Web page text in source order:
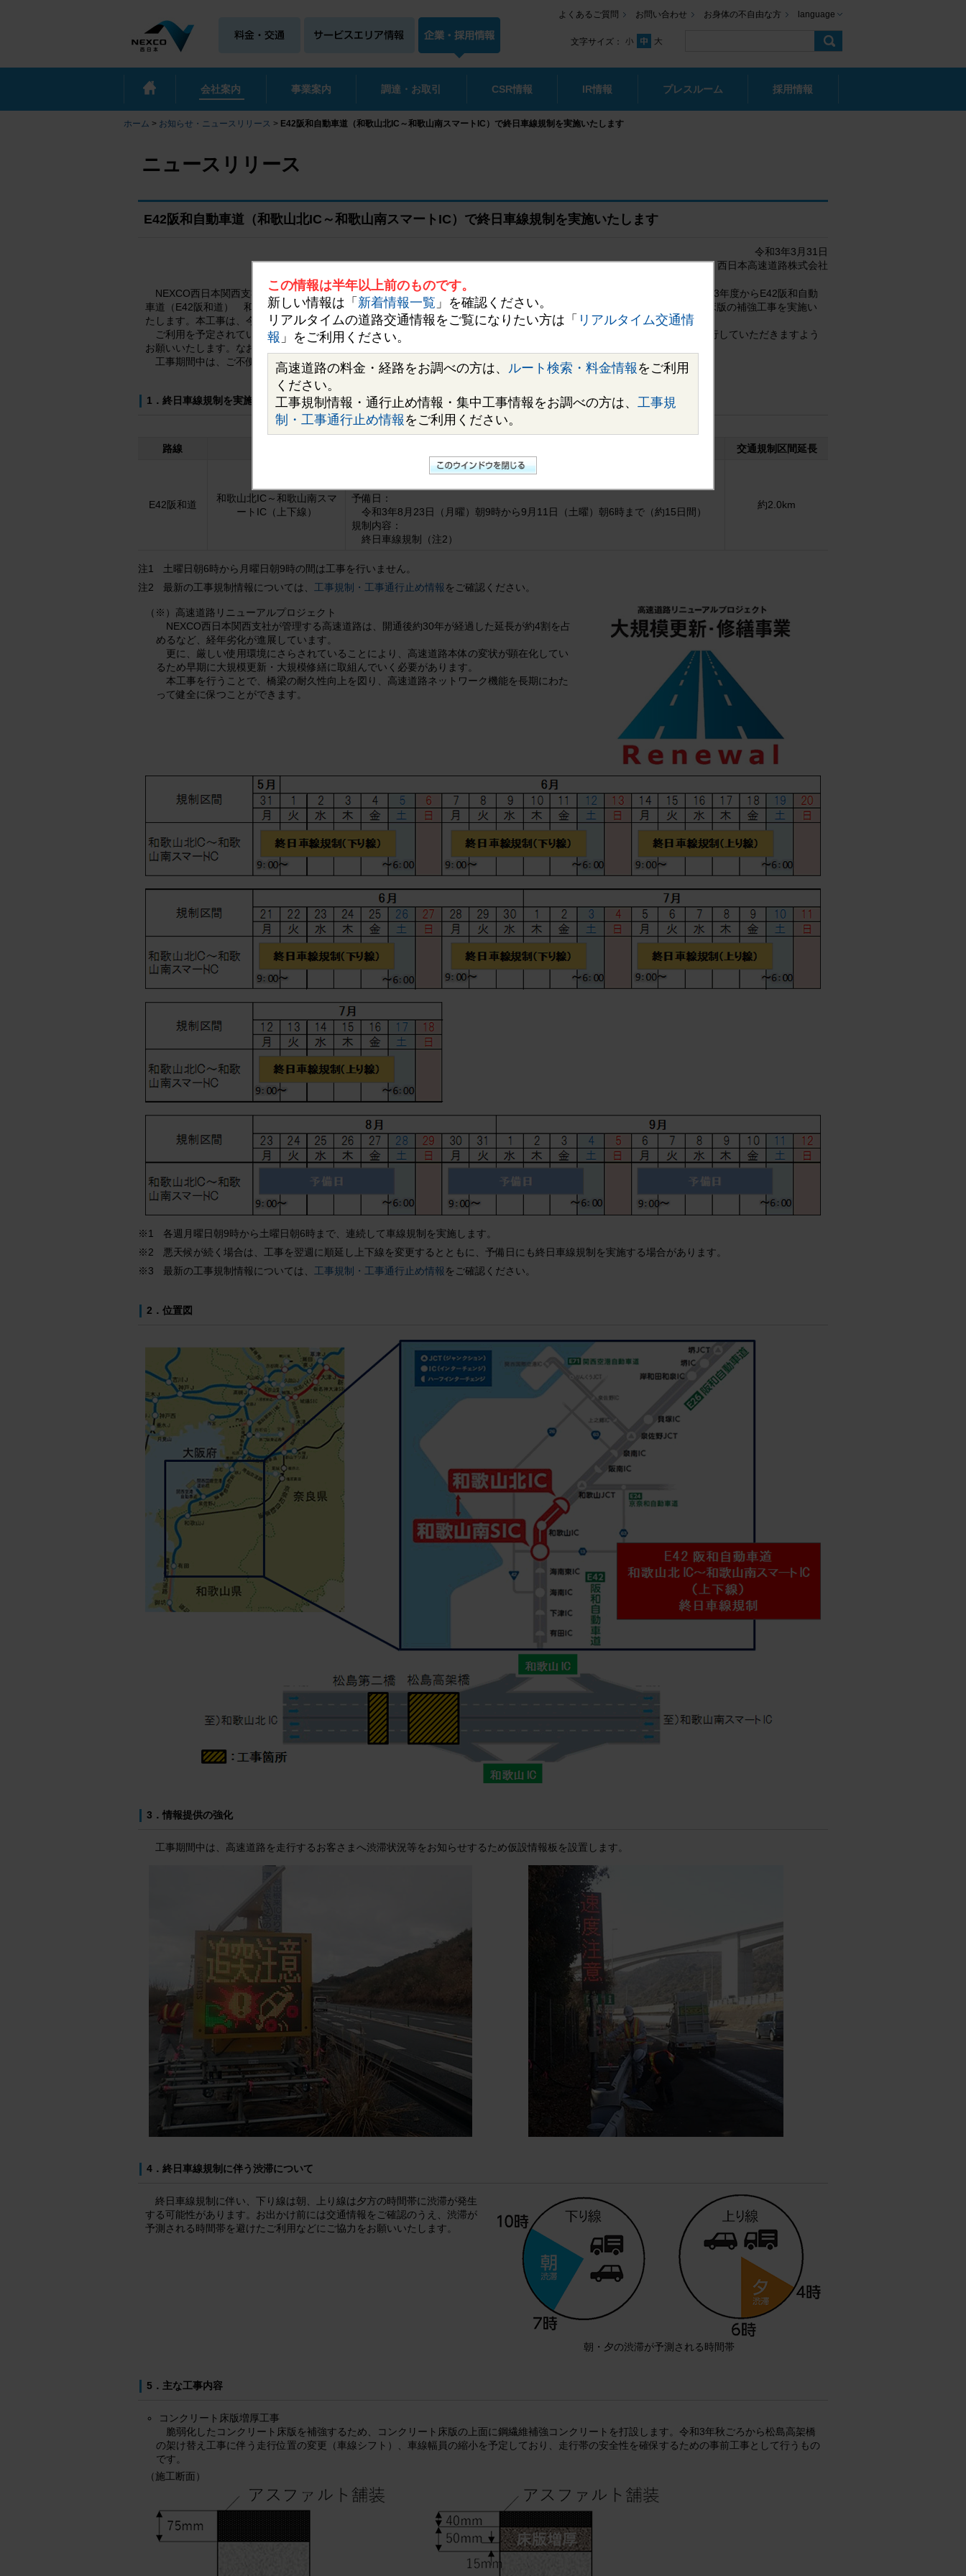
よくあるご質問 お問い合わせ お身体の不自由な方 language
文字サイズ：
会社案内 事業案内 調達・お取引 CSR情報 IR情報 プレスルーム 採用情報
ホーム > お知らせ・ニュースリリース > E42阪和自動車道（和歌山北IC～和歌山南スマートIC）で終日車線規制を実施いたします
ニュースリリース
E42阪和自動車道（和歌山北IC～和歌山南スマートIC）で終日車線規制を実施いたします
この情報は半年以上前のものです。
新しい情報は「 新着情報一覧 」を確認ください。
リアルタイムの道路交通情報をご覧になりたい方は「 リアルタイム交通情
報 」をご利用ください。
高速道路の料金・経路をお調べの方は、 ルート検索・料金情報 をご利用
ください。
工事規制情報・通行止め情報・集中工事情報をお調べの方は、 工事規
制・工事通行止め情報 をご利用ください。
令和3年3月31日
西日本高速道路株式会社
NEXCO西日本関西支社（大阪府茨木市、支社長：永田 順宏）は、高速道路リニューアルプロジェクト
（※）として、令和3年度からE42阪和自動
車道（E42阪和道） 和歌山北インターチェンジ（IC）～和歌山南スマートIC間において、終日車線規制によりコンクリート床版の補強工事を実施い
たします。本工事は、今秋から予定している橋梁架け替え工事の事前工事として行うものです。
ご利用を予定されているお客さまにおかれましては、最新の道路交通状況をご確認のうえ、ゆとりをもって十分注意して走行していただきますよう
お願いいたします。なお、土曜日朝6時から月曜日朝9時の間は工事を行いません。
工事期間中は、ご不便、ご迷惑をおかけいたしますが、工事へのご理解とご協力をお願いいたします。
1．終日車線規制を実施する区間および期間
路線 交通規制区間延長
E42阪和道
和歌山北IC～和歌山南スマ
ートIC（上下線）
令和3年5月31日（月曜）朝9時から7月17日（土曜）朝6時まで
予備日：
令和3年8月23日（月曜）朝9時から9月11日（土曜）朝6時まで（約15日間）
規制内容：
終日車線規制（注2）
約2.0km
注1
土曜日朝6時から月曜日朝9時の間は工事を行いません。
注2
最新の工事規制情報については、 工事規制・工事通行止め情報 をご確認ください。
（※）高速道路リニューアルプロジェクト
NEXCO西日本関西支社が管理する高速道路は、開通後約30年が経過した延長が約4割を占
めるなど、経年劣化が進展しています。
更に、厳しい使用環境にさらされていることにより、高速道路本体の変状が顕在化してい
るため早期に大規模更新・大規模修繕に取組んでいく必要があります。
本工事を行うことで、橋梁の耐久性向上を図り、高速道路ネットワーク機能を長期にわた
って健全に保つことができます。
※1
各週月曜日朝9時から土曜日朝6時まで、連続して車線規制を実施します。
※2
悪天候が続く場合は、工事を翌週に順延し上下線を変更するとともに、予備日にも終日車線規制を実施する場合があります。
※3
最新の工事規制情報については、 工事規制・工事通行止め情報 をご確認ください。
2．位置図
3．情報提供の強化
工事期間中は、高速道路を走行するお客さまへ渋滞状況等をお知らせするため仮設情報板を設置します。
4．終日車線規制に伴う渋滞について
朝・夕の渋滞が予測される時間帯
終日車線規制に伴い、下り線は朝、上り線は夕方の時間帯に渋滞が発生
する可能性があります。お出かけ前には交通情報をご確認のうえ、渋滞が
予測される時間帯を避けたご利用などにご協力をお願いいたします。
5．主な工事内容
コンクリート床版増厚工事
脆弱化したコンクリート床版を補強するため、コンクリート床版の上面に鋼繊維補強コンクリートを打設します。令和3年秋ごろから松島高架橋
の架け替え工事に伴う走行位置の変更（車線シフト）、車線幅員の縮小を予定しており、走行帯の安全性を確保するための事前工事として行うもの
です。
（施工断面）